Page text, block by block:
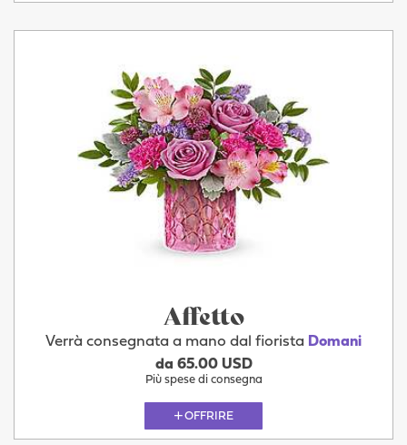
Affetto
Verrà consegnata a mano dal fiorista Domani
da 65.00 USD
Più spese di consegna
OFFRIRE